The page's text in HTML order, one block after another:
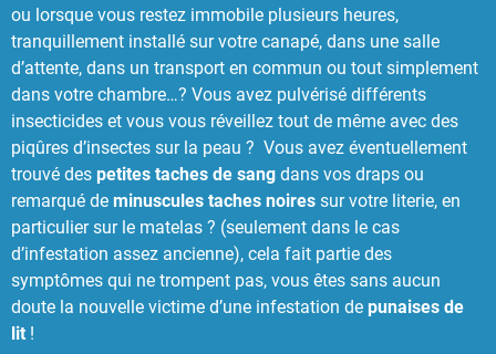
ou lorsque vous restez immobile plusieurs heures,
tranquillement installé sur votre canapé, dans une salle
d’attente, dans un transport en commun ou tout simplement
dans votre chambre…? Vous avez pulvérisé différents
insecticides et vous vous réveillez tout de même avec des
piqûres d’insectes sur la peau ? Vous avez éventuellement
trouvé des petites taches de sang dans vos draps ou
remarqué de minuscules taches noires sur votre literie, en
particulier sur le matelas ? (seulement dans le cas
d’infestation assez ancienne), cela fait partie des
symptômes qui ne trompent pas, vous êtes sans aucun
doute la nouvelle victime d’une infestation de punaises de
lit !